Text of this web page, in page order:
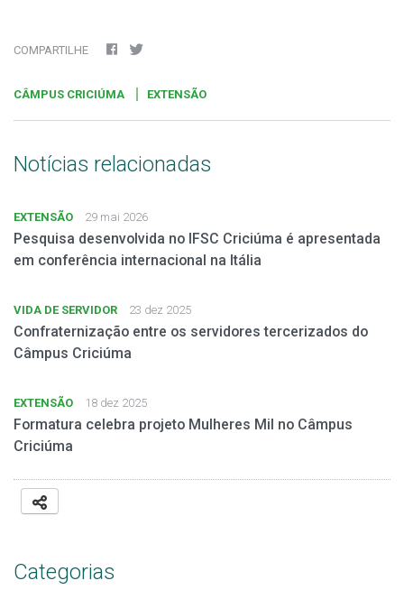
COMPARTILHE
CÂMPUS CRICIÚMA EXTENSÃO
Notícias relacionadas
EXTENSÃO 29 mai 2026
Pesquisa desenvolvida no IFSC Criciúma é apresentada
em conferência internacional na Itália
VIDA DE SERVIDOR 23 dez 2025
Confraternização entre os servidores tercerizados do
Câmpus Criciúma
EXTENSÃO 18 dez 2025
Formatura celebra projeto Mulheres Mil no Câmpus
Criciúma
Categorias